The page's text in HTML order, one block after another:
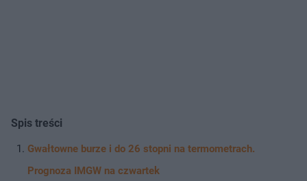
Spis treści
Gwałtowne burze i do 26 stopni na termometrach.
Prognoza IMGW na czwartek